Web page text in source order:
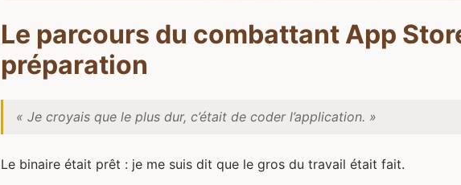
Le parcours du combattant App
préparation
« Je croyais que le plus dur, c’était de coder l’application. »
Le binaire était prêt : je me suis dit que le gros du travail était fait.